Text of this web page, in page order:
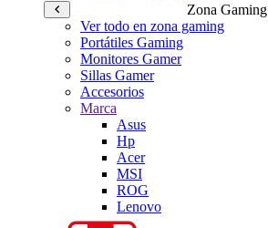
Zona Gaming
Ver todo en zona gaming
Portátiles Gaming
Monitores Gamer
Sillas Gamer
Accesorios
Marca
Asus
Hp
Acer
MSI
ROG
Lenovo